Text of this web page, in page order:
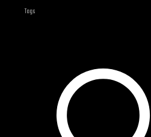
Tags